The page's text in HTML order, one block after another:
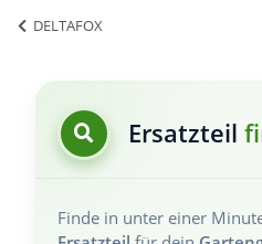
DELTAFOX
Ersatzteil
Finde in unter einer